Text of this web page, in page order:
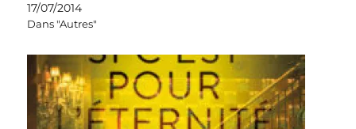
17/07/2014
Dans "Autres"